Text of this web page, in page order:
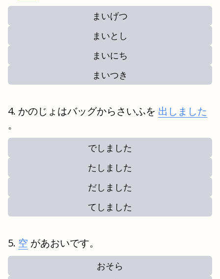
まいげつ
まいとし
まいにち
まいつき
かのじょはバッグからさいふを 出しました
。
でしました
たしました
だしました
てしました
空 があおいです。
おそら